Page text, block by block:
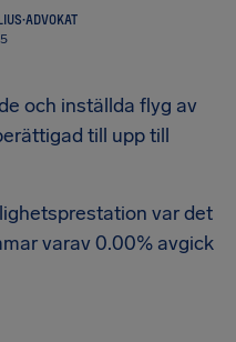
·ADVOKAT
och inställda flyg av
till upp till
var det
varav 0.00% avgick